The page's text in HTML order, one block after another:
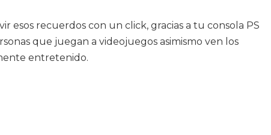
esos recuerdos con un click, gracias a tu consola PS
que juegan a videojuegos asimismo ven los
entretenido.